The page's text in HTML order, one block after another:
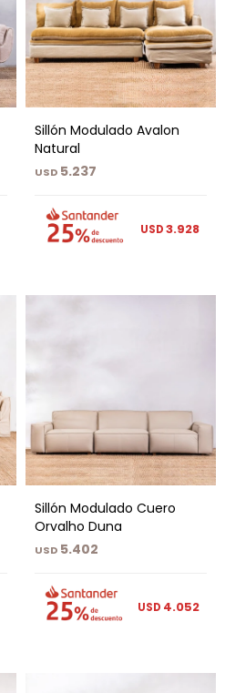
Sillón Modulado Avalon
Natural
USD 5.237
USD3.928
Sillón Modulado Cuero
Orvalho Duna
USD 5.402
USD 4.052